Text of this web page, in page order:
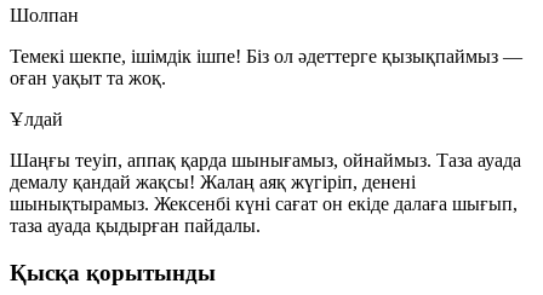
Шолпан
Темекі шекпе, ішімдік ішпе! Біз ол әдеттерге қызықпаймыз —
оған уақыт та жоқ.
Ұлдай
Шаңғы теуіп, аппақ қарда шынығамыз, ойнаймыз. Таза ауада
демалу қандай жақсы! Жалаң аяқ жүгіріп, денені
шынықтырамыз. Жексенбі күні сағат он екіде далаға шығып,
таза ауада қыдырған пайдалы.
Қысқа қорытынды